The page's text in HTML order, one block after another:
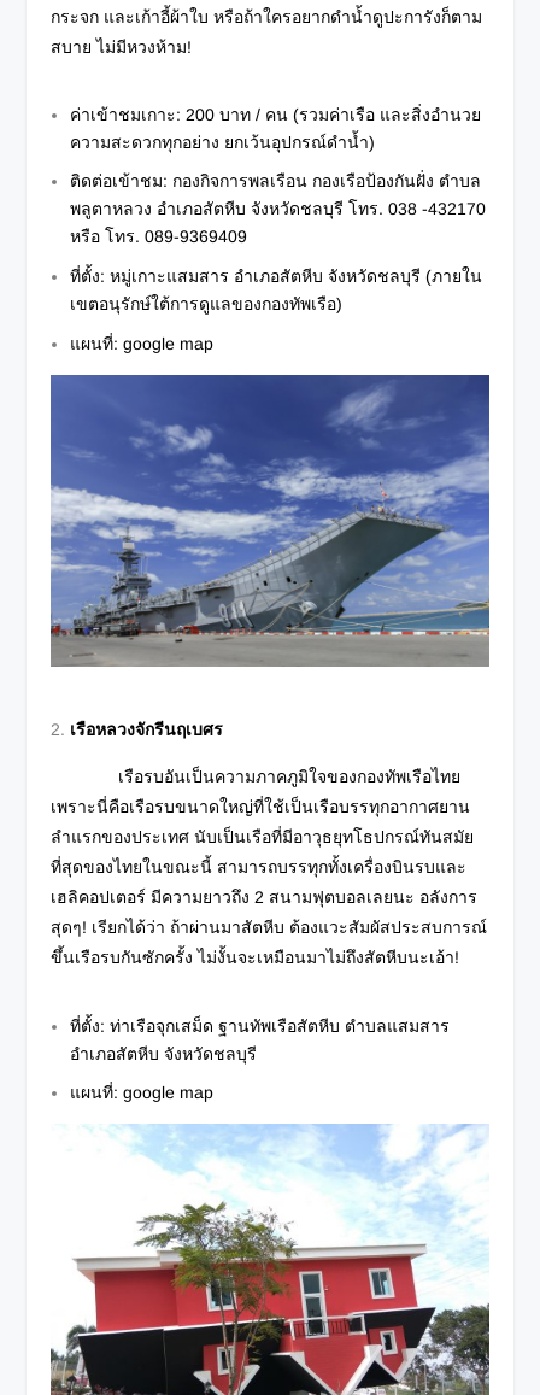
กระจก และเก้าอี้ผ้าใบ หรือถ้าใครอยากดำน้ำดูปะการังก็ตาม
สบาย ไม่มีหวงห้าม!
ค่าเข้าชมเกาะ: 200 บาท / คน (รวมค่าเรือ และสิ่งอำนวย
ความสะดวกทุกอย่าง ยกเว้นอุปกรณ์ดำน้ำ)
ติดต่อเข้าชม: กองกิจการพลเรือน กองเรือป้องกันฝั่ง ตำบล
พลูตาหลวง อำเภอสัตหีบ จังหวัดชลบุรี โทร. 038 -432170
หรือ โทร. 089-9369409
ที่ตั้ง: หมู่เกาะแสมสาร อำเภอสัตหีบ จังหวัดชลบุรี (ภายใน
เขตอนุรักษ์ใต้การดูแลของกองทัพเรือ)
แผนที่:google map
เรือหลวงจักรีนฤเบศร
เรือรบอันเป็นความภาคภูมิใจของกองทัพเรือไทย
เพราะนี่คือเรือรบขนาดใหญ่ที่ใช้เป็นเรือบรรทุกอากาศยาน
ลำแรกของประเทศ นับเป็นเรือที่มีอาวุธยุทโธปกรณ์ทันสมัย
ที่สุดของไทยในขณะนี้ สามารถบรรทุกทั้งเครื่องบินรบและ
เฮลิคอปเตอร์ มีความยาวถึง 2 สนามฟุตบอลเลยนะ อลังการ
สุดๆ! เรียกได้ว่า ถ้าผ่านมาสัตหีบ ต้องแวะสัมผัสประสบการณ์
ขึ้นเรือรบกันซักครั้ง ไม่งั้นจะเหมือนมาไม่ถึงสัตหีบนะเอ้า!
ที่ตั้ง: ท่าเรือจุกเสม็ด ฐานทัพเรือสัตหีบ ตำบลแสมสาร
อำเภอสัตหีบ จังหวัดชลบุรี
แผนที่:google map